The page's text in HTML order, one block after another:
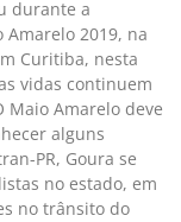
durante a
2019, na
Curitiba, nesta
vidas continuem
Amarelo deve
alguns
PR, Goura se
no estado, em
no trânsito do